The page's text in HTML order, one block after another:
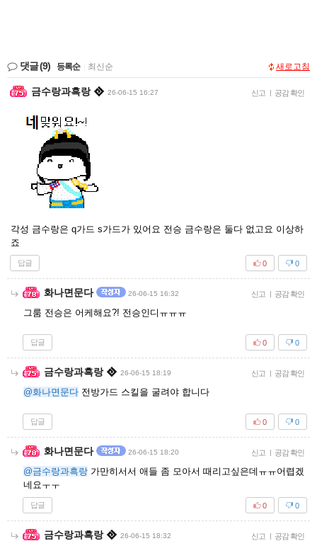
댓글(9) 등록순 최신순 새로고침
금수랑과흑랑 26-06-15 16:27 신고 | 공감 확인
각성 금수랑은 q가드 s가드가 있어요 전승 금수랑은 둘다 없고요 이상하
죠
답글 0
0
화나면문다 26-06-15 16:32 신고 | 공감 확인
그룸 전승은 어케해요?! 전승인디ㅠㅠㅠ
답글 0
0
금수랑과흑랑 26-06-15 18:19 신고 | 공감 확인
@화나면문다 전방가드 스킬을 굴려야 합니다
답글 0
0
화나면문다 26-06-15 18:20 신고 | 공감 확인
@금수랑과흑랑 가만히서서 애들 좀 모아서 때리고싶은데ㅠㅠ어렵겠
네요ㅜㅜ
답글 0
0
금수랑과흑랑 26-06-15 18:32 신고 | 공감 확인